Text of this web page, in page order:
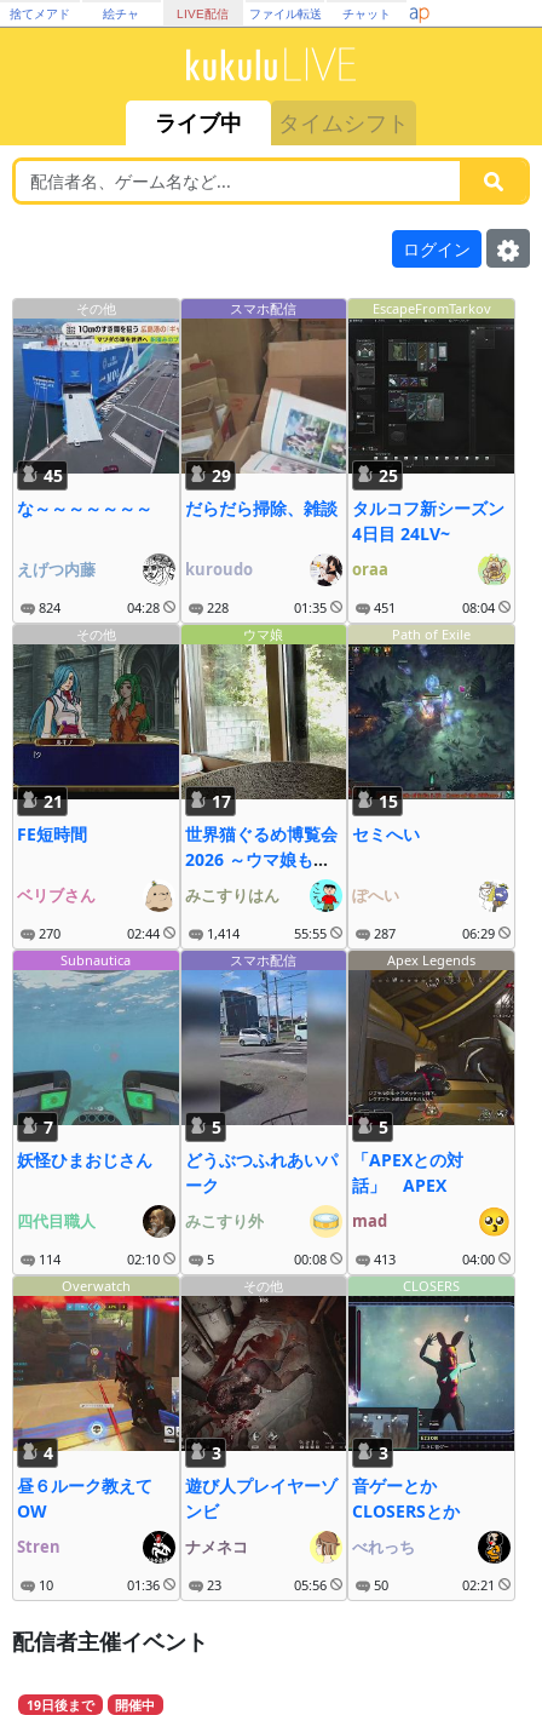
捨てメアド 絵チャ LIVE配信 ファイル転送 チャット
ライブ中 タイムシフト
ログイン
その他
45
な～～～～～～～
えげつ内藤
824 04:28
スマホ配信
29
だらだら掃除、雑談
kuroudo
228 01:35
EscapeFromTarkov
25
タルコフ新シーズン
4日目 24LV~
oraa
451
08:04
その他
21
FE短時間
ベリブさん
270 02:44
ウマ娘
17
世界猫ぐるめ博覧会
2026 ～ウマ娘も大
疾走にゃ～
みこすりはん
1,414 55:55
Path of Exile
15
セミへい
ぽへい
287
06:29
Subnautica
7
妖怪ひまおじさん
四代目職人
114 02:10
スマホ配信
5
どうぶつふれあいパ
ーク
みこすり外
5 00:08
Apex Legends
5
「APEXとの対
話」 APEX
mad
413
04:00
Overwatch
4
昼６ルーク教えて
OW
Stren
10 01:36
その他
3
遊び人プレイヤーゾ
ンビ
ナメネコ
23 05:56
CLOSERS
3
音ゲーとか
CLOSERSとか
べれっち
50 02:21
配信者主催イベント
19日後まで 開催中